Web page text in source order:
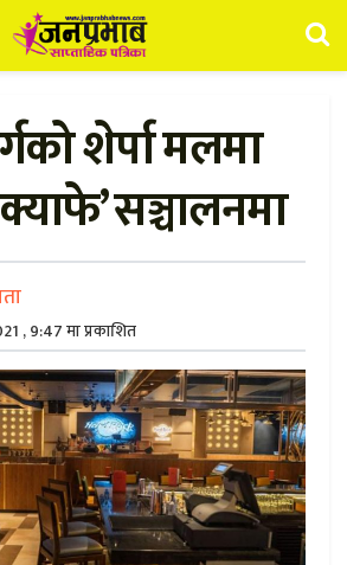
शेर्पा मलमा
सञ्चालनमा
, 9:47 मा प्रकाशित